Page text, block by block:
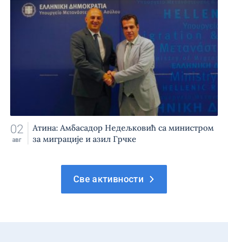
02
авг
Атина: Амбасадор Недељковић са министром
за миграције и азил Грчке
Све активности